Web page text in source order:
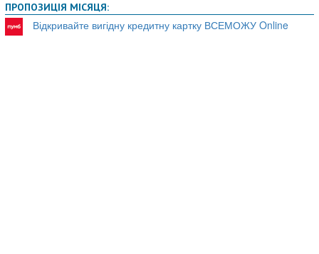
ПРОПОЗИЦІЯ МІСЯЦЯ:
Відкривайте вигідну кредитну картку ВСЕМОЖУ Online